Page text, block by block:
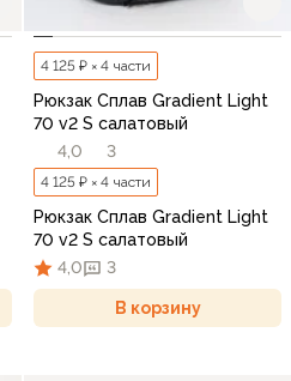
4 125 ₽ × 4 части
Рюкзак Сплав Gradient Light
70 v2 S салатовый
4,0
3
4 125 ₽ × 4 части
Рюкзак Сплав Gradient Light
70 v2 S салатовый
4,0
3
В корзину